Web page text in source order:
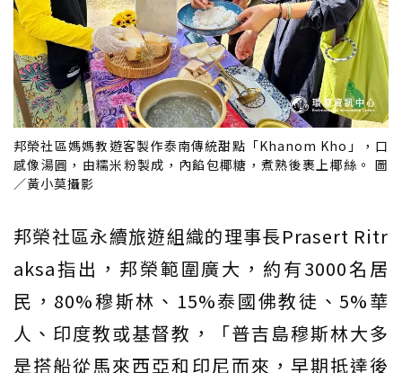
邦榮社區媽媽教遊客製作泰南傳統甜點「Khanom Kho」，口
感像湯圓，由糯米粉製成，內餡包椰糖，煮熟後裹上椰絲。 圖
／黃小莫攝影
邦榮社區永續旅遊組織的理事長Prasert Ritr
aksa指出，邦榮範圍廣大，約有3000名居
民，80%穆斯林、15%泰國佛教徒、5%華
人、印度教或基督教，「普吉島穆斯林大多
是搭船從馬來西亞和印尼而來，早期抵達後